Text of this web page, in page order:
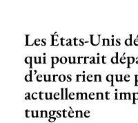
Les États-Unis
qui pourrait
d’euros rien
actuellement
tungstène